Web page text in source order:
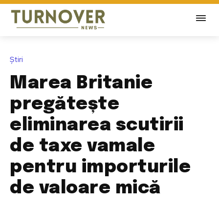
Știri
Marea Britanie
pregătește
eliminarea scutirii
de taxe vamale
pentru importurile
de valoare mică